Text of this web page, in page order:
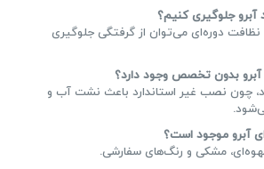
آبرو جلوگیری کنیم؟
دوره‌ای می‌توان از گرفتگی جلوگیری
بدون تخصص وجود دارد؟
چون نصب غیر استاندارد باعث نشت آب و
آبرو موجود است؟
مشکی و رنگ‌های سفارشی.